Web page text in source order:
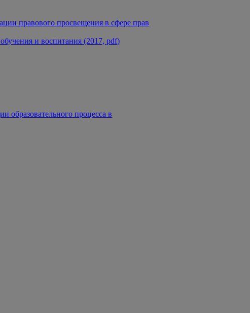
правового просвещения в сфере прав
и воспитания (2017, pdf)
образовательного процесса в